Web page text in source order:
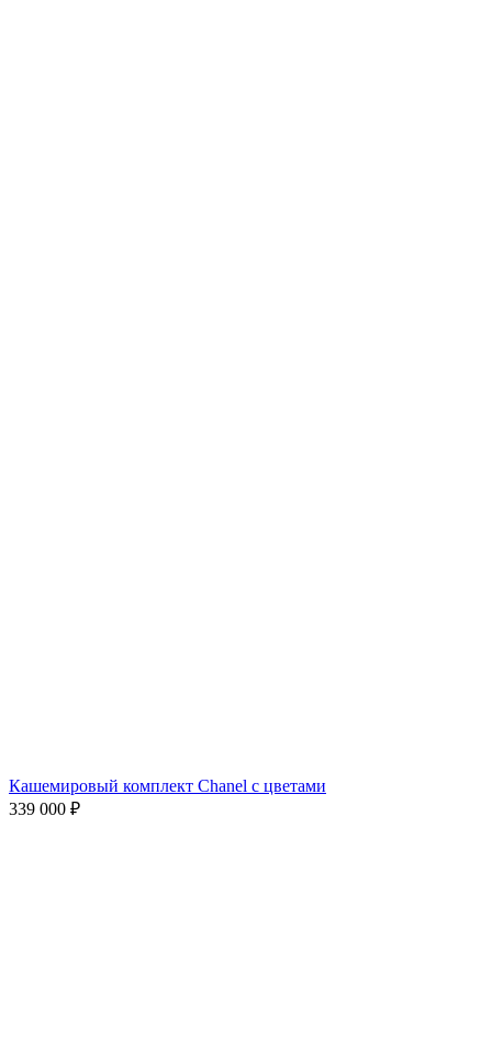
Кашемировый комплект Chanel с цветами
339 000 ₽